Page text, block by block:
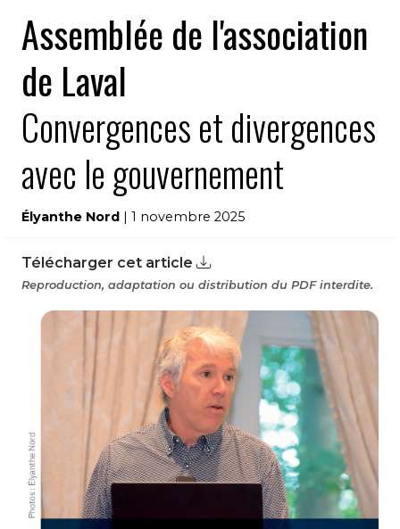
Assemblée de l'association
de Laval
Convergences et divergences
avec le gouvernement
Élyanthe Nord | 1 novembre 2025
Télécharger cet article
Reproduction, adaptation ou distribution du PDF interdite.